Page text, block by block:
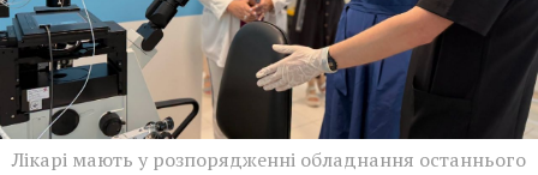
Лікарі мають у розпорядженні обладнання останнього